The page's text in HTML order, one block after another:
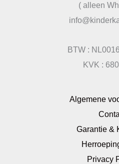
( alleen
BTW :
KVK :
Algemene
Garantie &
Privacy